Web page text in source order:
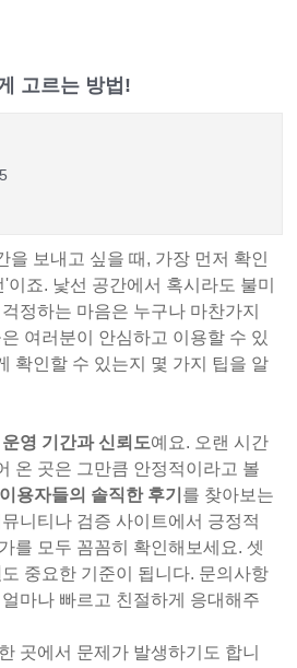
고르는 방법!
을 보내고 싶을 때, 가장 먼저 확인
죠. 낯선 공간에서 혹시라도 불미
정하는 마음은 누구나 마찬가지
여러분이 안심하고 이용할 수 있
확인할 수 있는지 몇 가지 팁을 알
운영 기간과 신뢰도예요. 오랜 시간
온 곳은 그만큼 안정적이라고 볼
용자들의 솔직한 후기 를 찾아보는
니티나 검증 사이트에서 긍정적
를 모두 꼼꼼히 확인해보세요. 셋
도 중요한 기준이 됩니다. 문의사항
마나 빠르고 친절하게 응대해주
곳에서 문제가 발생하기도 합니